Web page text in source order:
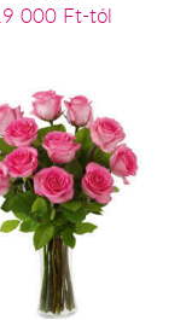
000 Ft-tól